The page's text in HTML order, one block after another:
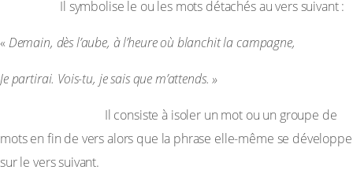
Il symbolise le ou les mots détachés au vers suivant :
« Demain, dès l’aube, à l’heure où blanchit la campagne,
Je partirai. Vois-tu, je sais que m’attends. »
Il consiste à isoler un mot ou un groupe de
mots en fin de vers alors que la phrase elle-même se développe
sur le vers suivant.